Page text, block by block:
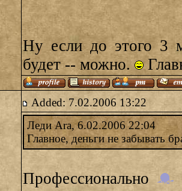
Ну если до этого 3
будет -- можно.
Added: 7.02.2006 13:22
Леди Ara, 6.02.2006 22:04
Главное, деньги не забывать
Профессионально